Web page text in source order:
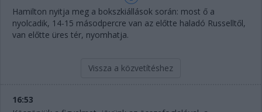
EGYÉB
PODCAST
SHOP
LIVE
Hamilton nyitja meg a bokszkiállások során: most ő a
nyolcadik, 14-15 másodpercre van az előtte haladó Russelltől,
van előtte üres tér, nyomhatja.
Vissza a közvetítéshez
16:53